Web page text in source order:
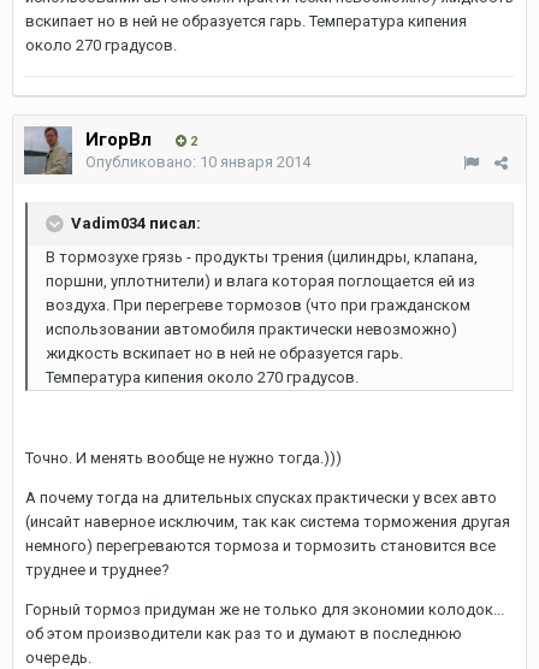
вскипает но в ней не образуется гарь. Температура кипения
около 270 градусов.
ИгорВл 2
Опубликовано: 10 января 2014
Vadim034 писал:
В тормозухе грязь - продукты трения (цилиндры, клапана,
поршни, уплотнители) и влага которая поглощается ей из
воздуха. При перегреве тормозов (что при гражданском
использовании автомобиля практически невозможно)
жидкость вскипает но в ней не образуется гарь.
Температура кипения около 270 градусов.
Точно. И менять вообще не нужно тогда.)))
А почему тогда на длительных спусках практически у всех авто
(инсайт наверное исключим, так как система торможения другая
немного) перегреваются тормоза и тормозить становится все
труднее и труднее?
Горный тормоз придуман же не только для экономии колодок...
об этом производители как раз то и думают в последнюю
очередь.